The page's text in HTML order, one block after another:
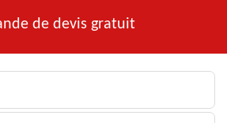
de devis gratuit